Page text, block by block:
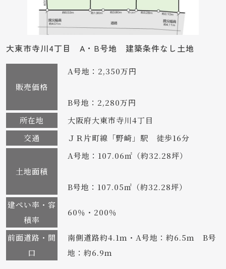
大東市寺川4丁目 A・B号地 建築条件なし土地
販売価格
A号地：2,350万円
B号地：2,280万円
所在地
大阪府大東市寺川4丁目
交通
ＪＲ片町線「野崎」駅 徒歩16分
土地面積
A号地：107.06㎡（約32.28坪）
B号地：107.05㎡（約32.28坪）
建ぺい率・容
積率
60％・200％
前面道路・間
口
南側道路約4.1ｍ・A号地：約6.5ｍ B号
地：約6.9ｍ